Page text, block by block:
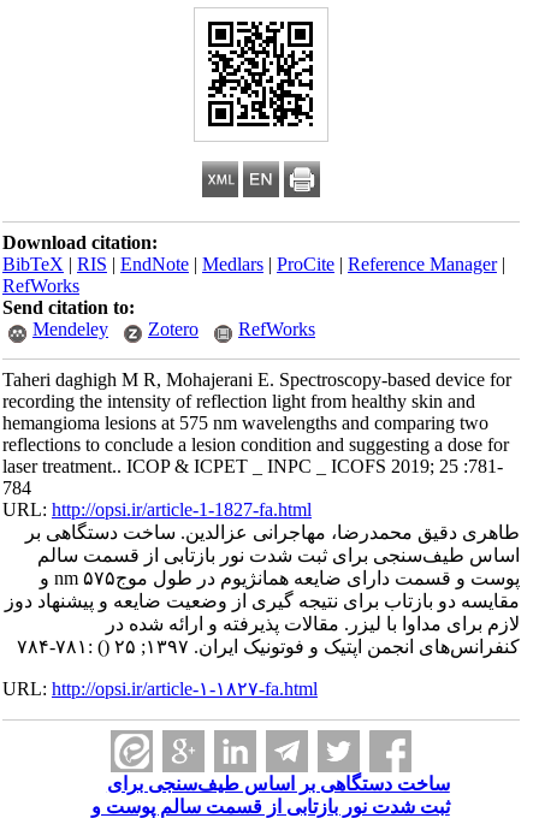
Download citation:
BibTeX|RIS|EndNote|Medlars|ProCite|Reference Manager
RefWorks
Send citation to:
Mendeley
Zotero RefWorks
Taheri daghigh M R, Mohajerani E. Spectroscopy-based device for
recording the intensity of reflection light from healthy skin and
hemangioma lesions at 575 nm wavelengths and comparing two
reflections to conclude a lesion condition and suggesting a dose for
laser treatment.. ICOP & ICPET _ INPC _ ICOFS 2019; 25 :781-
784
URL:http://opsi.ir/article-1-1827-fa.html
طاهری دقیق محمدرضا، مهاجرانی عزالدین. ساخت دستگاهی بر
اساس طیف‌سنجی برای ثبت شدت نور بازتابی از قسمت سالم
پوست و قسمت دارای ضایعه همانژیوم در طول موجnm ۵۷۵ و
مقایسه دو بازتاب برای نتیجه گیری از وضعیت ضایعه و پیشنهاد دوز
لازم برای مداوا با لیزر. مقالات پذیرفته و ارائه شده در
کنفرانس‌های انجمن اپتیک و فوتونیک ایران. ۱۳۹۷; ۲۵
() :۷۸۱-۷۸۴
URL:http://opsi.ir/article-۱-۱۸۲۷-fa.html
ساخت دستگاهی بر اساس طیف‌سنجی برای
ثبت شدت نور بازتابی از قسمت سالم پوست و